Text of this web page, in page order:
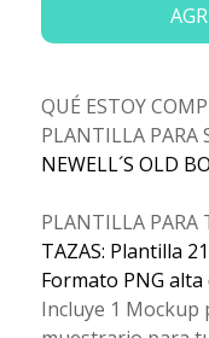
QUÉ ESTOY
PLANTILLA PARA
NEWELL´S OLD
PLANTILLA PARA
TAZAS: Plantilla
Formato PNG alta
Incluye 1 Mockup